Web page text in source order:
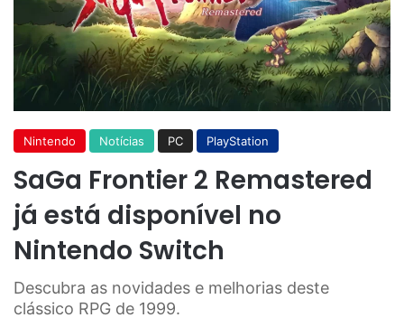
Nintendo Notícias PC PlayStation
SaGa Frontier 2 Remastered
já está disponível no
Nintendo Switch
Descubra as novidades e melhorias deste
clássico RPG de 1999.